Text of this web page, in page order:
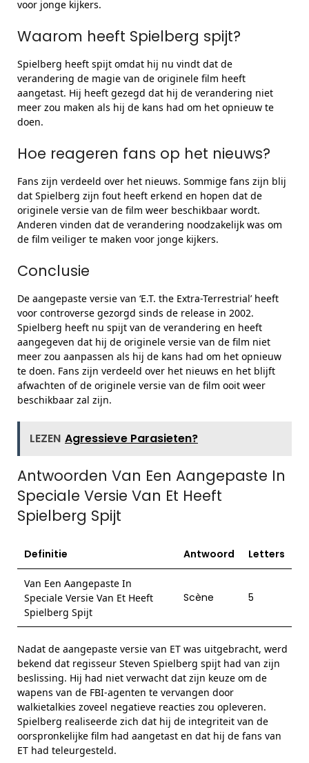
voor jonge kijkers.
Waarom heeft Spielberg spijt?
Spielberg heeft spijt omdat hij nu vindt dat de
verandering de magie van de originele film heeft
aangetast. Hij heeft gezegd dat hij de verandering niet
meer zou maken als hij de kans had om het opnieuw te
doen.
Hoe reageren fans op het nieuws?
Fans zijn verdeeld over het nieuws. Sommige fans zijn blij
dat Spielberg zijn fout heeft erkend en hopen dat de
originele versie van de film weer beschikbaar wordt.
Anderen vinden dat de verandering noodzakelijk was om
de film veiliger te maken voor jonge kijkers.
Conclusie
De aangepaste versie van ‘E.T. the Extra-Terrestrial’ heeft
voor controverse gezorgd sinds de release in 2002.
Spielberg heeft nu spijt van de verandering en heeft
aangegeven dat hij de originele versie van de film niet
meer zou aanpassen als hij de kans had om het opnieuw
te doen. Fans zijn verdeeld over het nieuws en het blijft
afwachten of de originele versie van de film ooit weer
beschikbaar zal zijn.
LEZEN Agressieve Parasieten?
Antwoorden Van Een Aangepaste In
Speciale Versie Van Et Heeft
Spielberg Spijt
Definitie Antwoord Letters
Van Een Aangepaste In
Speciale Versie Van Et Heeft
Spielberg Spijt
Scène 5
Nadat de aangepaste versie van ET was uitgebracht, werd
bekend dat regisseur Steven Spielberg spijt had van zijn
beslissing. Hij had niet verwacht dat zijn keuze om de
wapens van de FBI-agenten te vervangen door
walkietalkies zoveel negatieve reacties zou opleveren.
Spielberg realiseerde zich dat hij de integriteit van de
oorspronkelijke film had aangetast en dat hij de fans van
ET had teleurgesteld.